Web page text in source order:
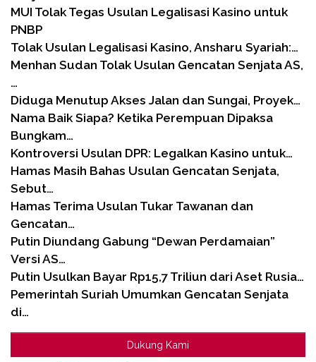
MUI Tolak Tegas Usulan Legalisasi Kasino untuk
PNBP
Tolak Usulan Legalisasi Kasino, Ansharu Syariah:…
Menhan Sudan Tolak Usulan Gencatan Senjata AS,
…
Diduga Menutup Akses Jalan dan Sungai, Proyek…
Nama Baik Siapa? Ketika Perempuan Dipaksa
Bungkam…
Kontroversi Usulan DPR: Legalkan Kasino untuk…
Hamas Masih Bahas Usulan Gencatan Senjata,
Sebut…
Hamas Terima Usulan Tukar Tawanan dan
Gencatan…
Putin Diundang Gabung “Dewan Perdamaian”
Versi AS…
Putin Usulkan Bayar Rp15,7 Triliun dari Aset Rusia…
Pemerintah Suriah Umumkan Gencatan Senjata
di…
Dukung Kami